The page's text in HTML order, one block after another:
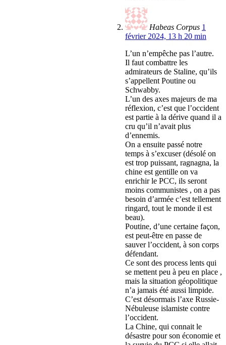
Habeas Corpus 1
février 2024, 13 h 20 min
L’un n’empêche pas l’autre.
Il faut combattre les
admirateurs de Staline, qu’ils
s’appellent Poutine ou
Schwabby.
L’un des axes majeurs de ma
réflexion, c’est que l’occident
est partie à la dérive quand il a
cru qu’il n’avait plus
d’ennemis.
On a ensuite passé notre
temps à s’excuser (désolé on
est trop puissant, ragnagna, la
chine est gentille on va
enrichir le PCC, ils seront
moins communistes , on a pas
besoin d’armée c’est tellement
ringard, tout le monde il est
beau).
Poutine, d’une certaine façon,
est peut-être en passe de
sauver l’occident, à son corps
défendant.
Ce sont des process lents qui
se mettent peu à peu en place ,
mais la situation géopolitique
n’a jamais été aussi limpide.
C’est désormais l’axe Russie-
Nébuleuse islamiste contre
l’occident.
La Chine, qui connait le
désastre pour son économie et